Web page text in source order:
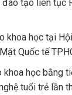
đào tạo liên tục
khoa học tại
Quốc tế
khoa học bằng
tuổi trẻ lần